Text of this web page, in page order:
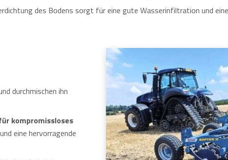
des Bodens sorgt für eine gute Wasserinfiltration und
durchmischen ihn
kompromissloses
und eine hervorragende